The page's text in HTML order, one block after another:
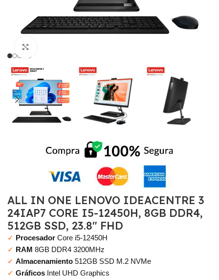
ALL IN ONE LENOVO IDEACENTRE 3
24IAP7 CORE I5-12450H, 8GB DDR4,
512GB SSD, 23.8″ FHD
✓ Procesador Core i5-12450H
✓ RAM 8GB DDR4 3200MHz
✓ Almacenamiento 512GB SSD M.2 NVMe
✓ Gráficos Intel UHD Graphics